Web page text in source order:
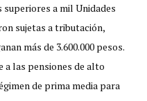
superiores a mil Unidades
sujetas a tributación,
más de 3.600.000 pesos.
a las pensiones de alto
de prima media para